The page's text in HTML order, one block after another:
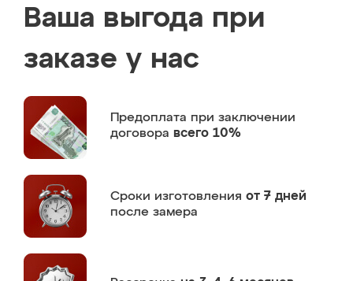
Ваша выгода при
заказе у нас
Предоплата при заключении
договора всего 10%
Сроки изготовления от 7 дней
после замера